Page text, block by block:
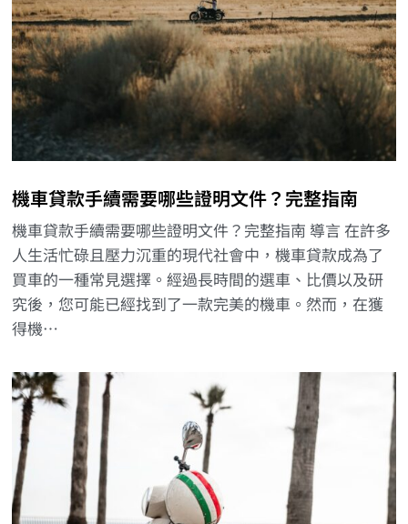
機車貸款手續需要哪些證明文件？完整指南
機車貸款手續需要哪些證明文件？完整指南 導言 在許多
人生活忙碌且壓力沉重的現代社會中，機車貸款成為了
買車的一種常見選擇。經過長時間的選車、比價以及研
究後，您可能已經找到了一款完美的機車。然而，在獲
得機…